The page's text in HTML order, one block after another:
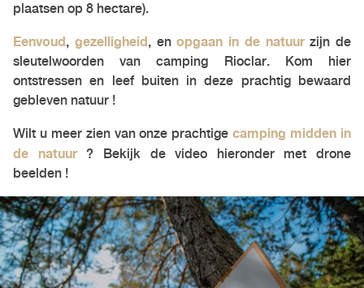
plaatsen op 8 hectare).
Eenvoud, gezelligheid, enopgaan in de natuurzijn de
sleutelwoorden van camping Rioclar. Kom hier
ontstressen en leef buiten in deze prachtig bewaard
gebleven natuur !
Wilt u meer zien van onze prachtigecamping midden in
de natuur? Bekijk de video hieronder met drone
beelden !